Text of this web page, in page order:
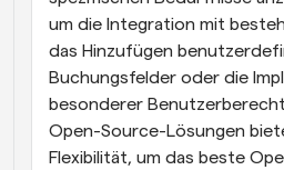
um die Integration mit
das Hinzufügen
Buchungsfelder oder die
besonderer
Open-Source-Lösungen
Flexibilität, um das beste